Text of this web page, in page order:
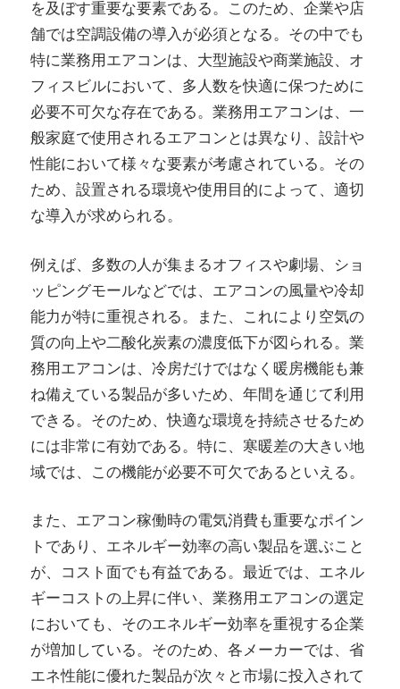
サ
ポ
ー
ト
し
ま
す！
を及ぼす重要な要素である。 このため、企業や店
舗では空調設備の導入が必須となる。その中でも
特に業務用エアコンは、大型施設や商業施設、オ
フィスビルにおいて、多人数を快適に保つために
必要不可欠な存在である。業務用エアコンは、一
般家庭で使用されるエアコンとは異なり、設計や
性能において様々な要素が考慮されている。その
ため、設置される環境や使用目的によって、適切
な導入が求められる。
例えば、多数の人が集まるオフィスや劇場、ショ
ッピングモールなどでは、エアコンの風量や冷却
能力が特に重視される。また、これにより空気の
質の向上や二酸化炭素の濃度低下が図られる。業
務用エアコンは、冷房だけではなく暖房機能も兼
ね備えている製品が多いため、年間を通じて利用
できる。そのため、快適な環境を持続させるため
には非常に有効である。特に、寒暖差の大きい地
域では、この機能が必要不可欠であるといえる。
また、エアコン稼働時の電気消費も重要なポイン
トであり、エネルギー効率の高い製品を選ぶこと
が、コスト面でも有益である。最近では、エネル
ギーコストの上昇に伴い、業務用エアコンの選定
においても、そのエネルギー効率を重視する企業
が増加している。そのため、各メーカーでは、省
エネ性能に優れた製品が次々と市場に投入されて